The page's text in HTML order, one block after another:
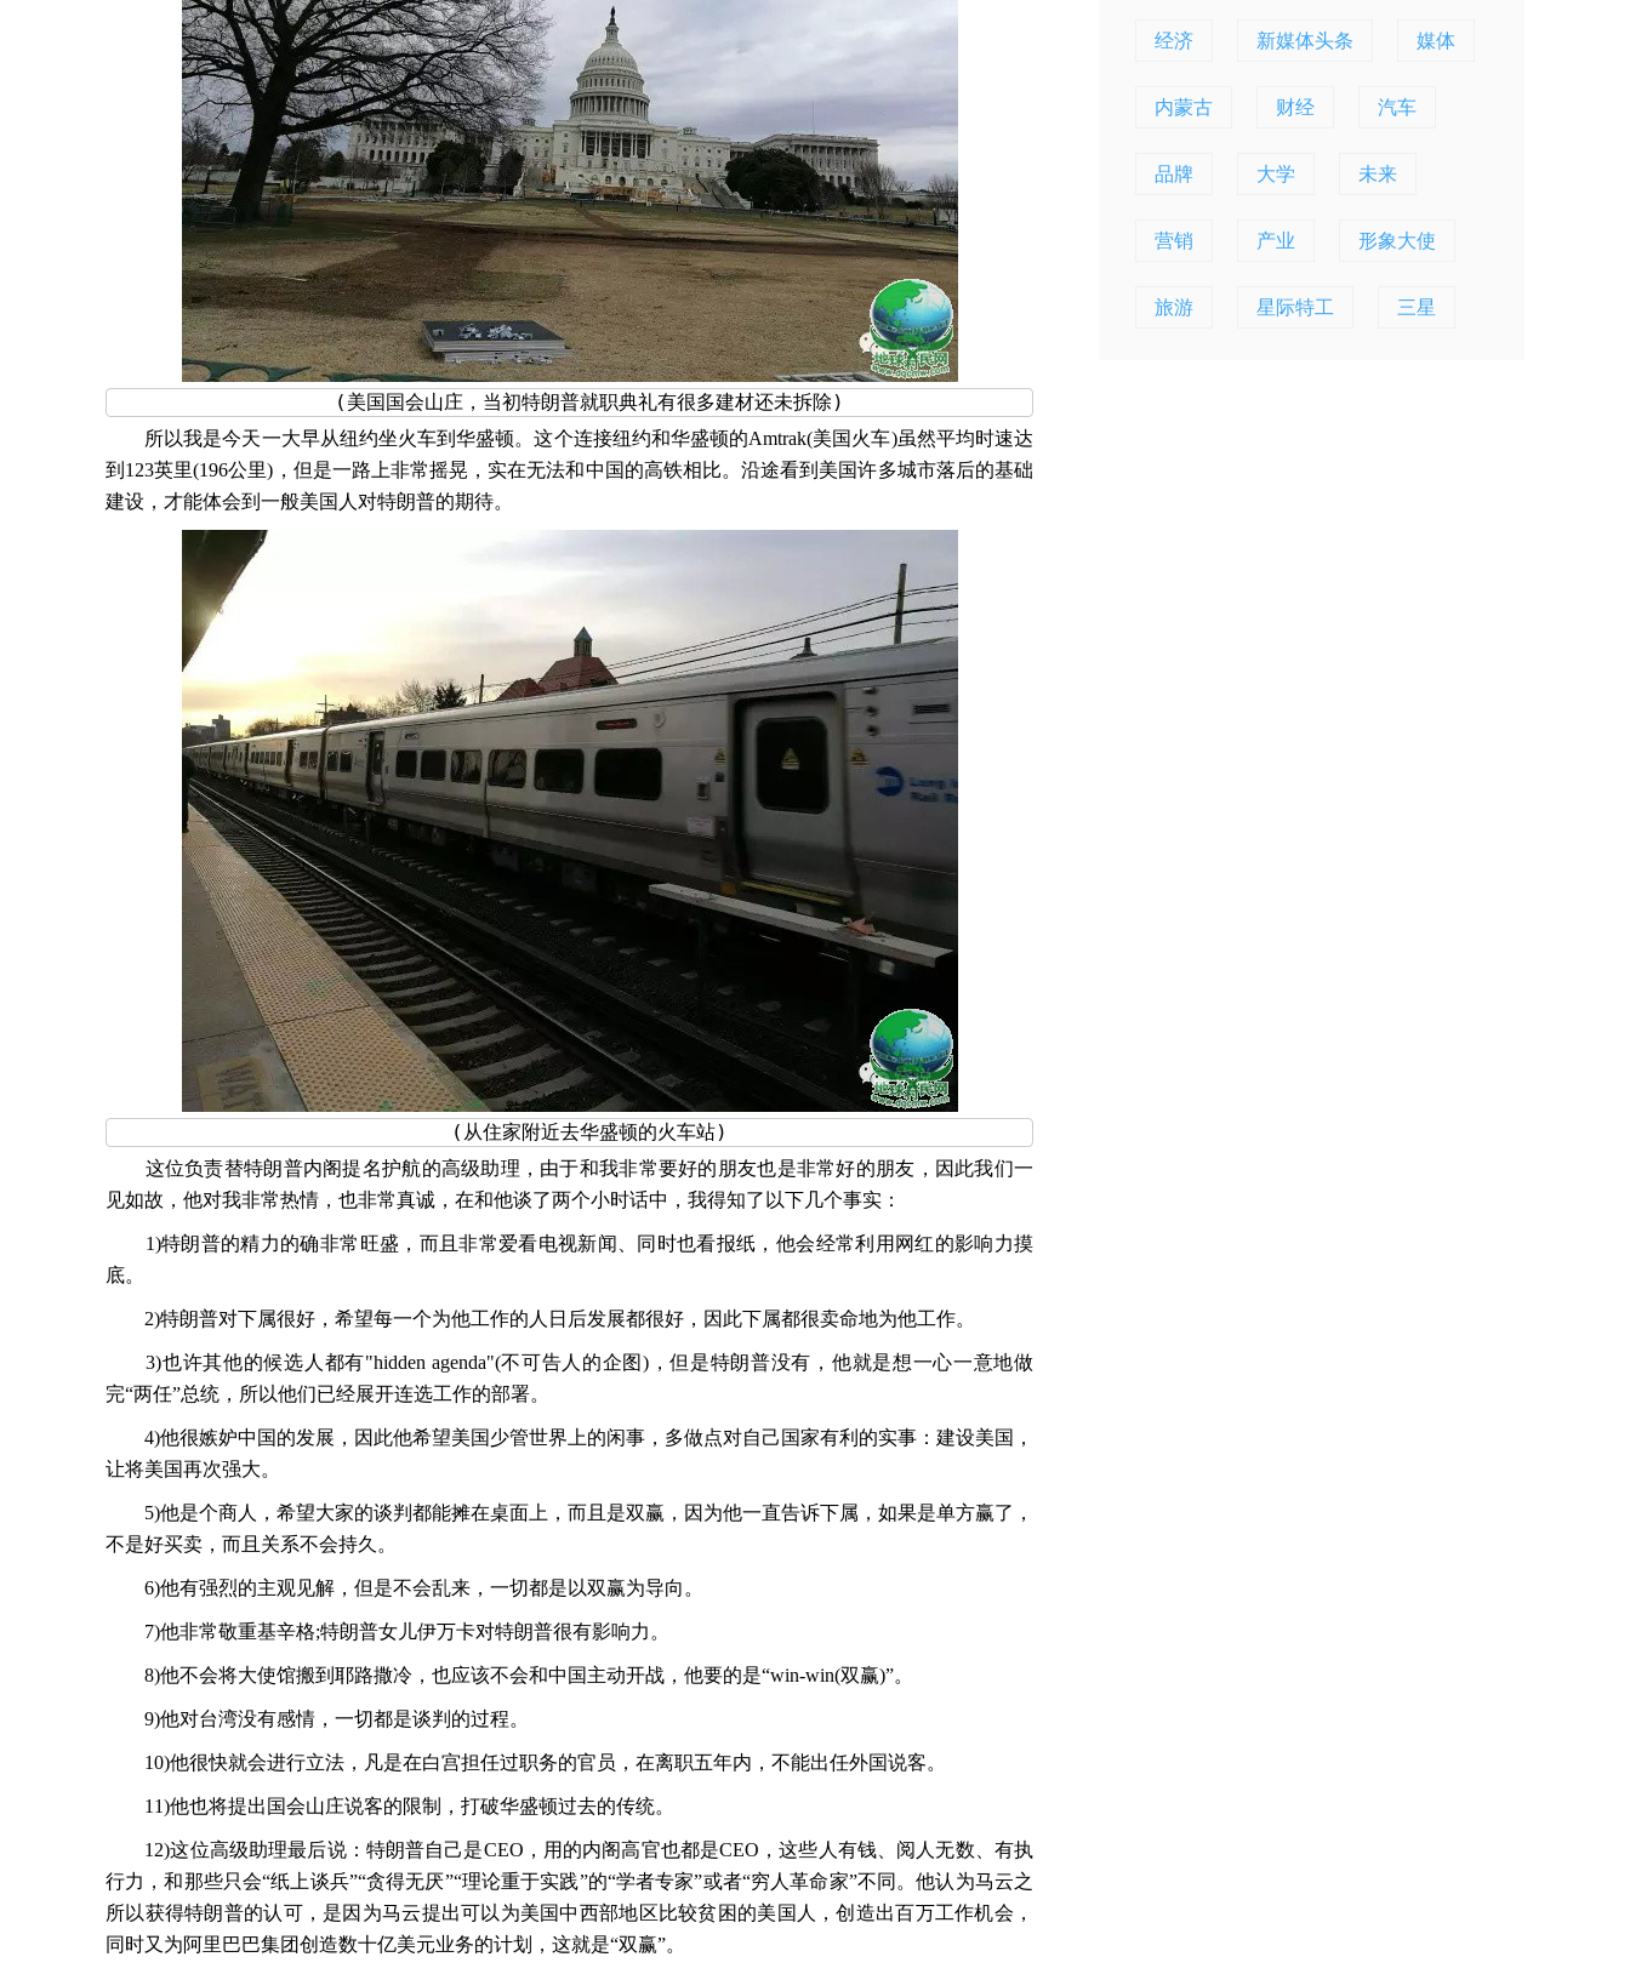
(美国国会山庄，当初特朗普就职典礼有很多建材还未拆除)
所以我是今天一大早从纽约坐火车到华盛顿。这个连接纽约和华盛顿的Amtrak(美国火车)虽然平均时速达
到123英里(196公里)，但是一路上非常摇晃，实在无法和中国的高铁相比。沿途看到美国许多城市落后的基础
建设，才能体会到一般美国人对特朗普的期待。
(从住家附近去华盛顿的火车站)
这位负责替特朗普内阁提名护航的高级助理，由于和我非常要好的朋友也是非常好的朋友，因此我们一
见如故，他对我非常热情，也非常真诚，在和他谈了两个小时话中，我得知了以下几个事实：
1)特朗普的精力的确非常旺盛，而且非常爱看电视新闻、同时也看报纸，他会经常利用网红的影响力摸
底。
2)特朗普对下属很好，希望每一个为他工作的人日后发展都很好，因此下属都很卖命地为他工作。
3)也许其他的候选人都有"hidden agenda"(不可告人的企图)，但是特朗普没有，他就是想一心一意地做
完“两任”总统，所以他们已经展开连选工作的部署。
4)他很嫉妒中国的发展，因此他希望美国少管世界上的闲事，多做点对自己国家有利的实事：建设美国，
让将美国再次强大。
5)他是个商人，希望大家的谈判都能摊在桌面上，而且是双赢，因为他一直告诉下属，如果是单方赢了，
不是好买卖，而且关系不会持久。
6)他有强烈的主观见解，但是不会乱来，一切都是以双赢为导向。
7)他非常敬重基辛格;特朗普女儿伊万卡对特朗普很有影响力。
8)他不会将大使馆搬到耶路撒冷，也应该不会和中国主动开战，他要的是“win-win(双赢)”。
9)他对台湾没有感情，一切都是谈判的过程。
10)他很快就会进行立法，凡是在白宫担任过职务的官员，在离职五年内，不能出任外国说客。
11)他也将提出国会山庄说客的限制，打破华盛顿过去的传统。
12)这位高级助理最后说：特朗普自己是CEO，用的内阁高官也都是CEO，这些人有钱、阅人无数、有执
行力，和那些只会“纸上谈兵”“贪得无厌”“理论重于实践”的“学者专家”或者“穷人革命家”不同。他认为马云之
所以获得特朗普的认可，是因为马云提出可以为美国中西部地区比较贫困的美国人，创造出百万工作机会，
同时又为阿里巴巴集团创造数十亿美元业务的计划，这就是“双赢”。
经济 新媒体头条 媒体
内蒙古 财经 汽车
品牌 大学 未来
营销 产业 形象大使
旅游 星际特工 三星